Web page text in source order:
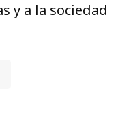
y a la sociedad